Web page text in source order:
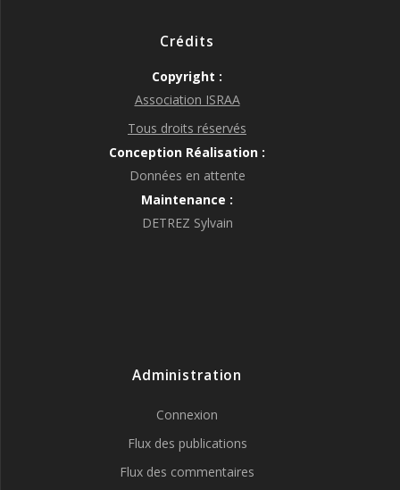
Crédits
Copyright :
Association ISRAA
Tous droits réservés
Conception Réalisation :
Données en attente
Maintenance :
DETREZ Sylvain
Administration
Connexion
Flux des publications
Flux des commentaires